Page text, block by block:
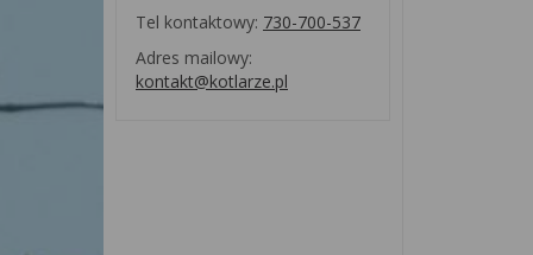
Tel kontaktowy: 730-700-537
Adres mailowy:
kontakt@kotlarze.pl